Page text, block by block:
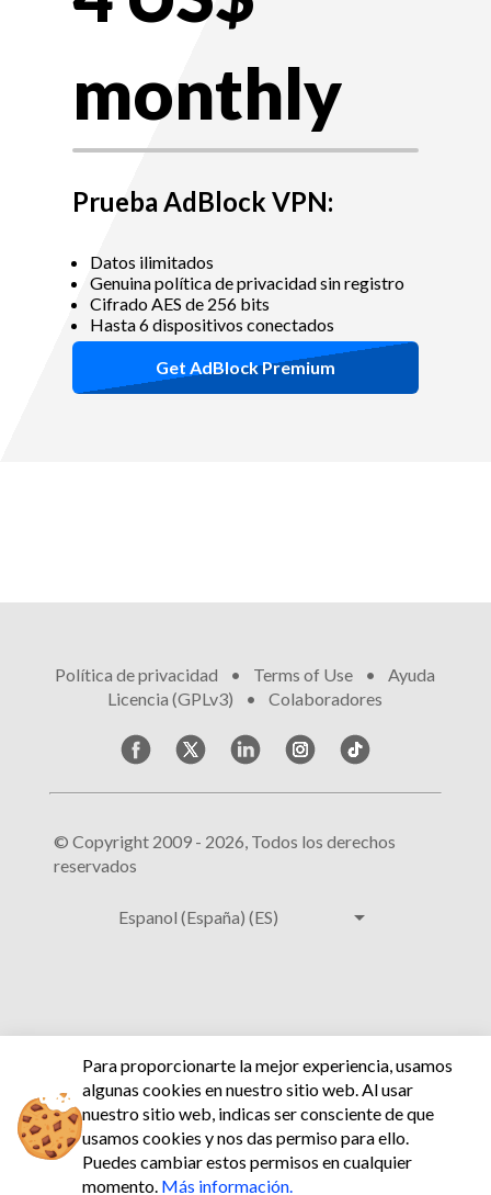
monthly
Prueba AdBlock VPN:
Datos ilimitados
Genuina política de privacidad sin registro
Cifrado AES de 256 bits
Hasta 6 dispositivos conectados
Get AdBlock Premium
Política de privacidad • Terms of Use •
Ayuda
Licencia (GPLv3) • Colaboradores
© Copyright 2009 - 2026, Todos los derechos
reservados
Espanol (España) (ES) arrow_drop_down
Para proporcionarte la mejor experiencia, usamos
algunas cookies en nuestro sitio web.Al usar
nuestro sitio web, indicas ser consciente de que
usamos cookies y nos das permiso para ello.
Puedes cambiar estos permisos en cualquier
momento. Más información.